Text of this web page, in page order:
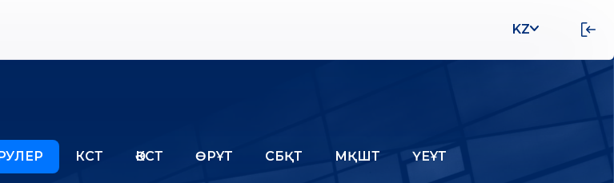
KZ
КСТ ӘКСТ ӨРҰТ СБҚТ МҚШТ ҮЕҰТ